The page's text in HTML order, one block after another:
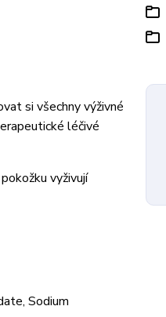
si všechny výživné
léčivé
vyživují
Sodium